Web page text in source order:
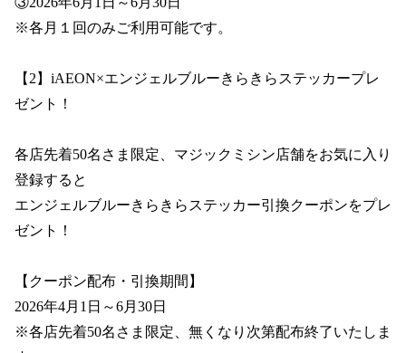
※各月１回のみご利用可能です。
【2】iAEON×エンジェルブルーきらきらステッカープレ
ゼント！
各店先着50名さま限定、マジックミシン店舗をお気に入り
登録すると
エンジェルブルーきらきらステッカー引換クーポンをプレ
ゼント！
【クーポン配布・引換期間】
2026年4月1日～6月30日
※各店先着50名さま限定、無くなり次第配布終了いたしま